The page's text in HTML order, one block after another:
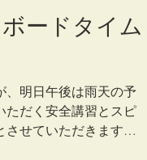
ードタイム
、明日午後は雨天の予
ただく安全講習とスピ
させていただきます。